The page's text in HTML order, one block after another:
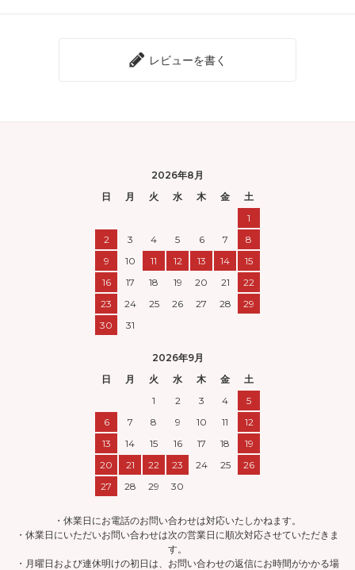
レビューを書く
2026年8月
日
月 火 水 木 金
土
1
2
3 4 5 6 7
8
9
10 11 12 13 14
15
16
17 18 19 20 21
22
23
24 25 26 27 28
29
30
31
2026年9月
日
月 火 水 木 金
土
1
2 3 4
5
6
7 8 9 10 11
12
13
14 15 16 17 18
19
20
21 22 23 24 25
26
27
28 29 30
・休業日にお電話のお問い合わせは対応いたしかねます。
・休業日にいただいお問い合わせは次の営業日に順次対応させていただきま
す。
・月曜日および連休明けの初日は、お問い合わせの返信にお時間がかかる場